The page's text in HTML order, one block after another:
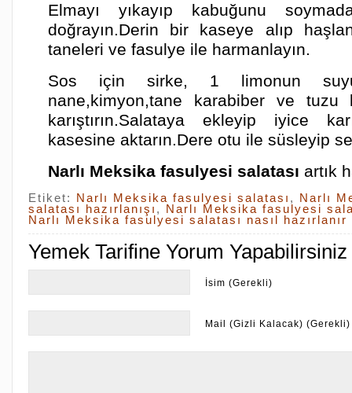
Elmayı yıkayıp kabuğunu
doğrayın.Derin bir kaseye alıp
taneleri ve fasulye ile harmanlayın.
Sos için sirke, 1 limonun
nane,kimyon,tane karabiber ve
karıştırın.Salataya ekleyip iyice
kasesine aktarın.Dere otu ile süsleyip
Narlı Meksika fasulyesi salatası artık
Etiket: Narlı Meksika fasulyesi salatası ,
Narlı
salatası hazırlanışı ,
Narlı Meksika fasulyesi
Narlı Meksika fasulyesi salatası nasıl hazırlanır
Yemek Tarifine Yorum Yapabilirsiniz
İsim (Gerekli)
Mail (Gizli Kalacak) (Gerekli)